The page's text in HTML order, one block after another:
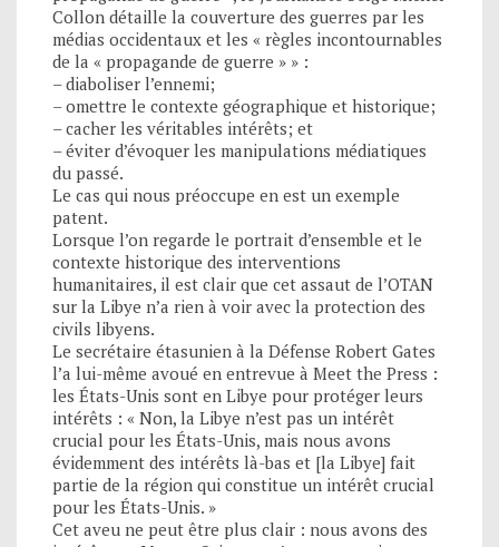
Collon détaille la couverture des guerres par les
médias occidentaux et les « règles incontournables
de la « propagande de guerre » » :
– diaboliser l’ennemi;
– omettre le contexte géographique et historique;
– cacher les véritables intérêts; et
– éviter d’évoquer les manipulations médiatiques
du passé.
Le cas qui nous préoccupe en est un exemple
patent.
Lorsque l’on regarde le portrait d’ensemble et le
contexte historique des interventions
humanitaires, il est clair que cet assaut de l’OTAN
sur la Libye n’a rien à voir avec la protection des
civils libyens.
Le secrétaire étasunien à la Défense Robert Gates
l’a lui-même avoué en entrevue à Meet the Press :
les États-Unis sont en Libye pour protéger leurs
intérêts : « Non, la Libye n’est pas un intérêt
crucial pour les États-Unis, mais nous avons
évidemment des intérêts là-bas et [la Libye] fait
partie de la région qui constitue un intérêt crucial
pour les États-Unis. »
Cet aveu ne peut être plus clair : nous avons des